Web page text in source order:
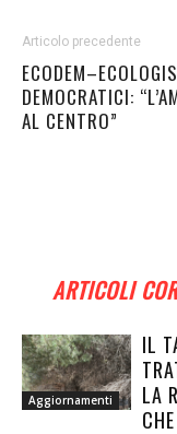
Articolo precedente
DEMOCRATICI:
AL CENTRO”
ARTICOLI
Aggiornamenti
IL
LA